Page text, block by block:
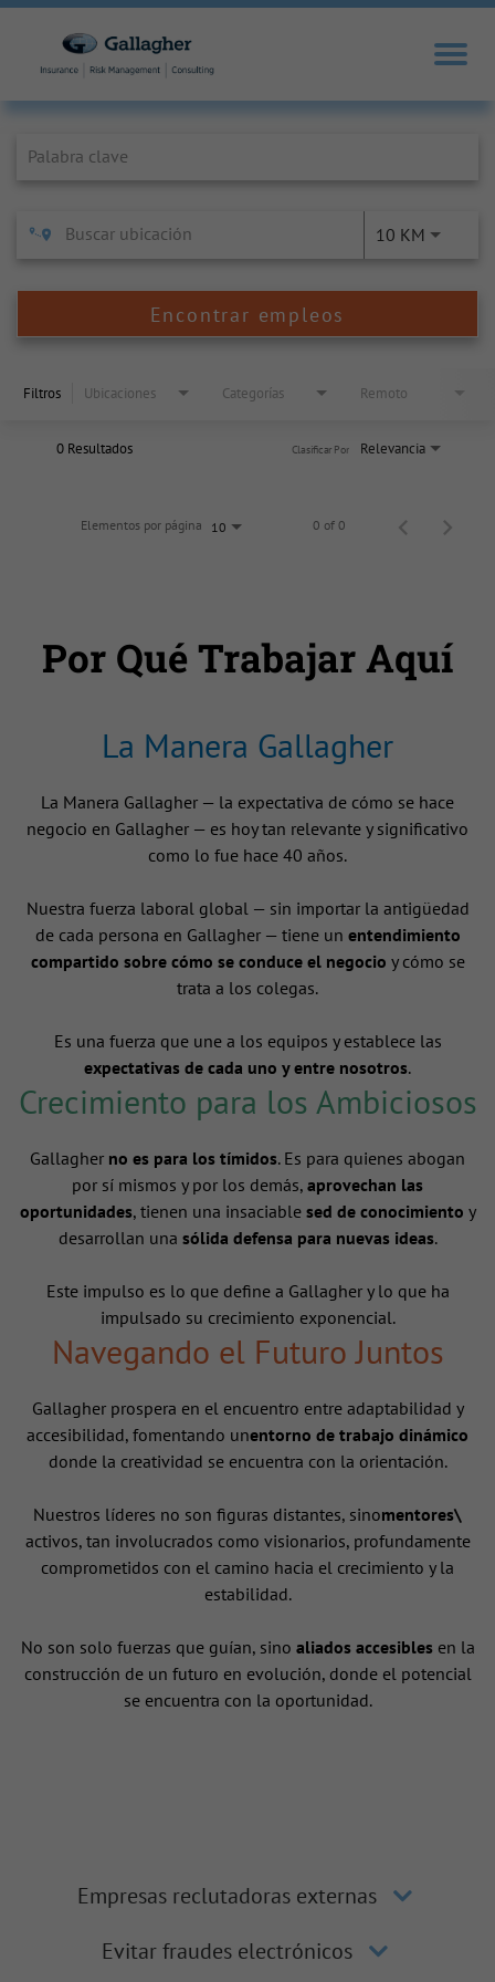
10 KM
Encontrar empleos
Filtros Ubicaciones Categorías Remoto
0 Resultados Relevancia
Clasificar Por
Elementos por página 10 0 of 0
Por Qué Trabajar Aquí
La Manera Gallagher
La Manera Gallagher — la expectativa de cómo se hace
negocio en Gallagher — es hoy tan relevante y significativo
como lo fue hace 40 años.
Nuestra fuerza laboral global — sin importar la antigüedad
de cada persona en Gallagher — tiene un entendimiento
compartido sobre cómo se conduce el negocio y cómo se
trata a los colegas.
Es una fuerza que une a los equipos y establece las
expectativas de cada uno y entre nosotros.
Crecimiento para los Ambiciosos
Gallagher no es para los tímidos. Es para quienes abogan
por sí mismos y por los demás, aprovechan las
oportunidades, tienen una insaciable sed de conocimiento y
desarrollan una sólida defensa para nuevas ideas.
Este impulso es lo que define a Gallagher y lo que ha
impulsado su crecimiento exponencial.
Navegando el Futuro Juntos
Gallagher prospera en el encuentro entre adaptabilidad y
accesibilidad, fomentando unentorno de trabajo dinámico
donde la creatividad se encuentra con la orientación.
Nuestros líderes no son figuras distantes, sinomentores\
activos, tan involucrados como visionarios, profundamente
comprometidos con el camino hacia el crecimiento y la
estabilidad.
No son solo fuerzas que guían, sino aliados accesiblesen la
construcción de un futuro en evolución, donde el potencial
se encuentra con la oportunidad.
Empresas reclutadoras externas
Evitar fraudes electrónicos